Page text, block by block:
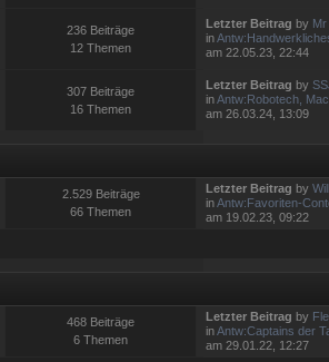
236 Beiträge
12 Themen
Letzter Beitrag by
in
am 22.05.23, 22:44
307 Beiträge
16 Themen
Letzter Beitrag by
inAntw:Robotech,
am 26.03.24, 13:09
2.529 Beiträge
66 Themen
Letzter Beitrag by
inAntw:Favoriten-
am 19.02.23, 09:22
468 Beiträge
6 Themen
Letzter Beitrag by
inAntw:Captains der
am 29.01.22, 12:27